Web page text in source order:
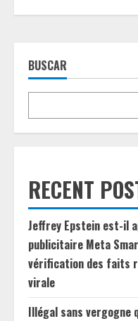
BUSCAR
RECENT
Jeffrey Epstein est-il
publicitaire Meta
vérification des faits
virale
Illégal sans vergogne